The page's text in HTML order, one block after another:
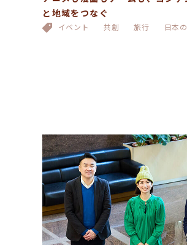
と地域をつなぐ
イベント 共創 旅行 日本